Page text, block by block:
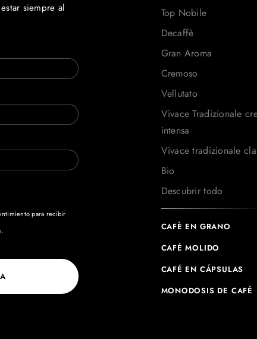
siempre al
para recibir
Top Nobile
Decaffè
Gran Aroma
Cremoso
Vellutato
Vivace Tradizionale
intensa
Vivace tradizionale
Bio
Descubrir todo
CAFÈ EN GRANO
CAFÉ MOLIDO
CAFÉ EN CÁPSULAS
MONODOSIS DE CAFÉ